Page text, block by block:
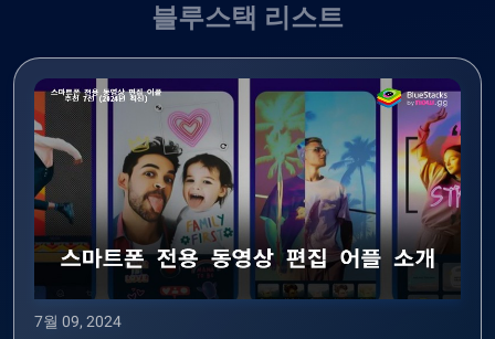
블루스택 리스트
7월 09, 2024